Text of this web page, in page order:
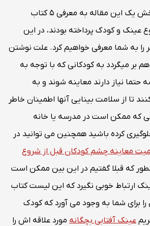
در بخش یک این مقاله به معرفی 5 کتاب
عینک و کودک پرداخته بودند، در این
دیگر را به شما معرفی خواهیم کرد. علت نوشتن
بر میگردد به کودکانی که با توجه به
حتما نیاز دارند معاینه شوند و به
تا از سلامت بینایی آنها اطمینان خاطر
که ممکن است در مدرسه یا خانه
کرده باشید همچنین می توانید در
معاینه چشم کودکان قبل از شروع
که قبلا گفتیم در این بین ممکن است
ارتباط خوبی نگیرد که این لیست کتاب
برای شما به وجود می آورد که کودک
عینک آفتابی بچگانه مورد علاقه اش را